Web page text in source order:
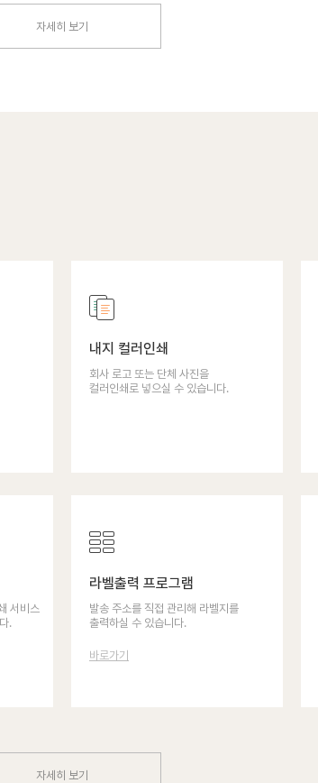
자세히 보기
내지 컬러인쇄
회사 로고 또는 단체 사진을
컬러인쇄로 넣으실 수 있습니다.
서비스
.
라벨출력 프로그램
발송 주소를 직접 관리해 라벨지를
출력하실 수 있습니다.
바로가기
자세히 보기